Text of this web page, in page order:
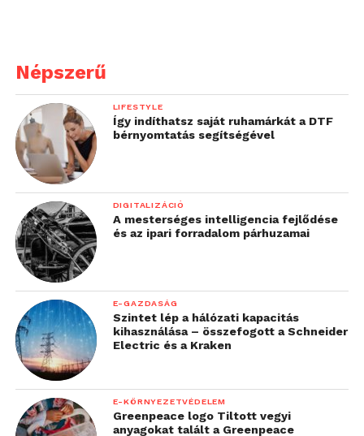
Népszerű
LIFESTYLE
Így indíthatsz saját ruhamárkát a DTF
bérnyomtatás segítségével
DIGITALIZÁCIÓ
A mesterséges intelligencia fejlődése
és az ipari forradalom párhuzamai
E-GAZDASÁG
Szintet lép a hálózati kapacitás
kihasználása – összefogott a Schneider
Electric és a Kraken
E-KÖRNYEZETVÉDELEM
Greenpeace logo Tiltott vegyi
anyagokat talált a Greenpeace